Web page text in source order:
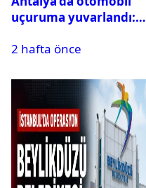
uçuruma yuvarlandı:
var
2 hafta önce